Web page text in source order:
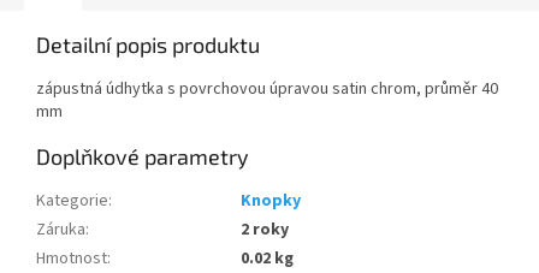
Detailní popis produktu
zápustná údhytka s povrchovou úpravou satin chrom, průměr 40
mm
Doplňkové parametry
Kategorie:
Knopky
Záruka:
2 roky
Hmotnost:
0.02 kg